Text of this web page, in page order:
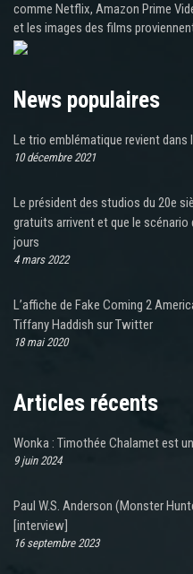
comme Netflix, Amazon Prime
et les images des films
News populaires
Le trio emblématique revient
10 décembre 2021
Le président des studios du 20e
gratuits arrivent et que le scénario
jours
4 mars 2022
L’affiche de Fake Coming 2
Tiffany Haddish sur Twitter
18 mai 2020
Articles récents
Wonka : Timothée Chalamet est
9 juin 2024
Paul W.S. Anderson (Monster
[interview]
16 septembre 2023